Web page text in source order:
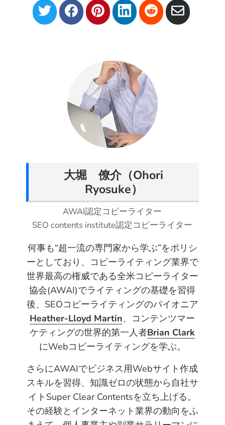
S
h
S
h
n
F
a
c
e
o
o
S
h
e
o
n
P
i
n
t
e
r
e
s
t
S
h
e
o
n
L
i
n
k
d
I
n
S
h
R
e
t
S
h
大堀 僚介（Ohori
Ryosuke）
AWAI認定コピーライター
SEO contents institute認定コピーライター
何事も“超一流の専門家から学ぶ”をポリシ
ーとしており、コピーライティング業界で
世界最高の権威である全米コピーライター
協会(AWAI)でライティングの基礎を習得
後、SEOコピーライティングのパイオニア
Heather-Lloyd Martin、コンテンツマー
ケティングの世界的第一人者Brian Clark
にWebコピーライティングを学ぶ。
さらにAWAIでビジネス用Webサイト作成
スキルを習得、知識ゼロの状態から自社サ
イトSuper Clear Contentsを立ち上げる。
その経験とインターネット業界の動向をふ